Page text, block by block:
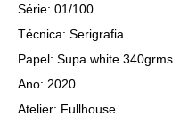
Série: 01/100
Técnica: Serigrafia
Papel: Supa white 340grms
Ano: 2020
Atelier: Fullhouse